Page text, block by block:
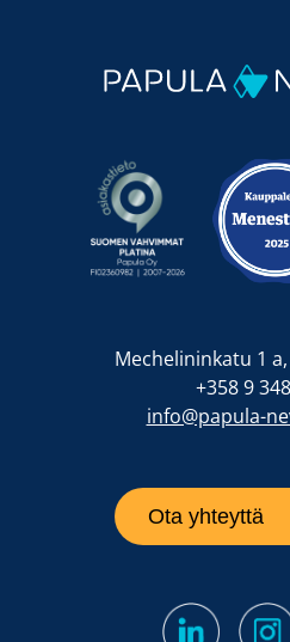
Mechelininkatu 1
+358 9
info@papula-
Ota yhteyttä